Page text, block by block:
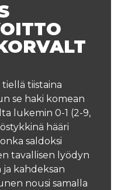
tiistaina
se haki komean
lukemin 0-1 (2-9,
hääri
saldoksi
tavallisen lyödyn
ja kahdeksan
nousi samalla